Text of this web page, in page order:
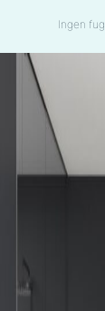
Ingen fug